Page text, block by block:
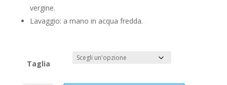
vergine.
Lavaggio: a mano in acqua fredda.
Taglia